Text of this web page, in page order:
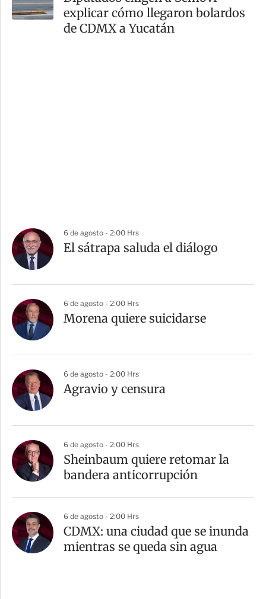
explicar cómo llegaron bolardos
de CDMX a Yucatán
6 de agosto - 2:00 Hrs
El sátrapa saluda el diálogo
6 de agosto - 2:00 Hrs
Morena quiere suicidarse
6 de agosto - 2:00 Hrs
Agravio y censura
6 de agosto - 2:00 Hrs
Sheinbaum quiere retomar la
bandera anticorrupción
6 de agosto - 2:00 Hrs
CDMX: una ciudad que se inunda
mientras se queda sin agua